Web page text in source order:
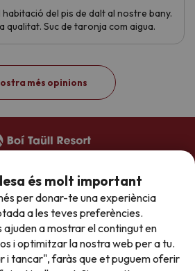
és molt important
per donar-te una experiència
a les teves preferències.
a mostrar el contingut en
i optimitzar la nostra web per a tu.
i tancar", faràs que et puguem oferir
habitació del pis de dalt al nostre bany.
qualitat. Suc de taronja com aigua.
més opinions
973 696 264(hotels)
generals